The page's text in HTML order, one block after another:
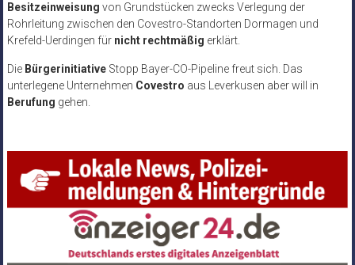
Besitzeinweisung von Grundstücken zwecks Verlegung der
Rohrleitung zwischen den Covestro-Standorten Dormagen und
Krefeld-Uerdingen für nicht rechtmäßig erklärt.
Die BürgerinitiativeStopp Bayer-CO-Pipeline freut sich. Das
unterlegene Unternehmen Covestro aus Leverkusen aber will in
Berufung gehen.